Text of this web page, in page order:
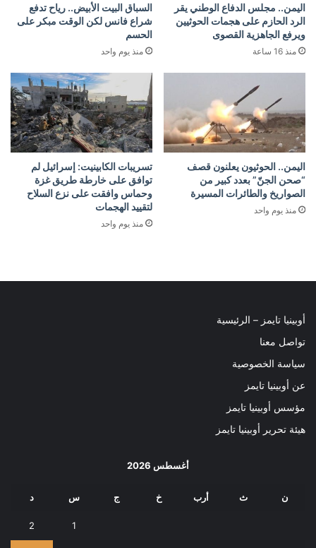
اليمن.. مجلس الدفاع الوطني يقر
الرد الحازم على هجمات الحوثيين
ويرفع الجاهزية القصوى
منذ 16 ساعة
السباق البيت الأبيض.. رياح تدفع
شراع فانس لكن الوقت مبكر على
الحسم
منذ يوم واحد
اليمن.. الحوثيون يعلنون قصف
“صحن الجنّ” بعدد كبير من
الصواريخ والطائرات المسيرة
منذ يوم واحد
تسريبات الكابينيت: إسرائيل لم
توافق على خارطة طريق غزة
وحماس وافقت على نزع السلاح
لتقييد الهجمات
منذ يوم واحد
أوبينيا تايمز – الرئيسية
تواصل معنا
سياسة الخصوصية
عن أوبينيا تايمز
مؤسس أوبينيا تايمز
هيئة تحرير أوبينيا تايمز
أغسطس 2026
ن ث أرب خ ج س د
1
2